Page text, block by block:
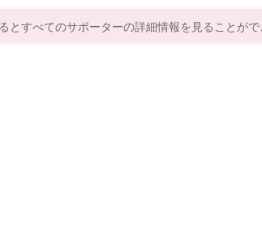
とすべてのサポーターの詳細情報を見ることが